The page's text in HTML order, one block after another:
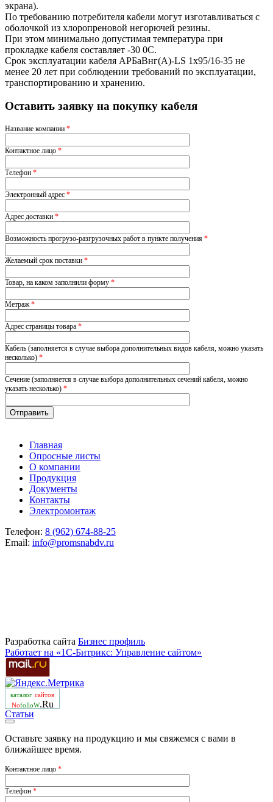
экрана).
По требованию потребителя кабели могут изготавливаться с
оболочкой из хлоропреновой негорючей резины.
При этом минимально допустимая температура при
прокладке кабеля составляет -30 0С.
Срок эксплуатации кабеля АРБаВнг(A)-LS 1х95/16-35 не
менее 20 лет при соблюдении требований по эксплуатации,
транспортированию и хранению.
Оставить заявку на покупку кабеля
Название компании *
Контактное лицо *
Телефон *
Электронный адрес *
Адрес доставки *
Возможность прогрузо-разгрузочных работ в пункте получения *
Желаемый срок поставки *
Товар, на каком заполнили форму *
Метраж*
Адрес страницы товара *
Кабель (заполняется в случае выбора дополнительных видов кабеля, можно указать
несколько) *
Сечение (заполняется в случае выбора дополнительных сечений кабеля, можно
указать несколько) *
Главная
Опросные листы
О компании
Продукция
Документы
Контакты
Электромонтаж
Телефон: 8 (962) 674-88-25
Email: info@promsnabdv.ru
Разработка сайта Бизнеc профиль
Работает на «1С-Битрикс: Управление сайтом»
каталог сайтов
NofolloW.Ru
Статьи
Оставьте заявку на продукцию и мы свяжемся с вами в
ближайшее время.
Контактное лицо *
Телефон *